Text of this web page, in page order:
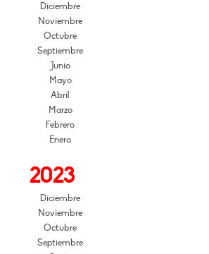
Diciembre
Noviembre
Octubre
Septiembre
Junio
Mayo
Abril
Marzo
Febrero
Enero
2023
Diciembre
Noviembre
Octubre
Septiembre